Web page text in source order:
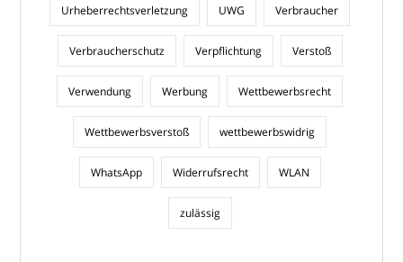
Urheberrechtsverletzung UWG Verbraucher
Verbraucherschutz Verpflichtung Verstoß
Verwendung Werbung Wettbewerbsrecht
Wettbewerbsverstoß wettbewerbswidrig
WhatsApp Widerrufsrecht WLAN
zulässig